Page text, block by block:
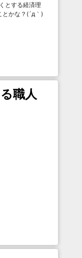
とする経済理
かな？(´д｀)
職人